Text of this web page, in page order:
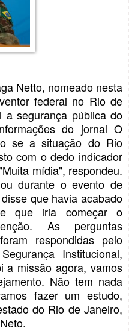
Netto, nomeado nesta
federal no Rio de
segurança pública do
do jornal O
se a situação do Rio
com o dedo indicador
mídia", respondeu.
durante o evento de
que havia acabado
que iria começar o
As perguntas
respondidas pelo
Institucional,
a missão agora, vamos
Não tem nada
fazer um estudo,
do Rio de Janeiro,